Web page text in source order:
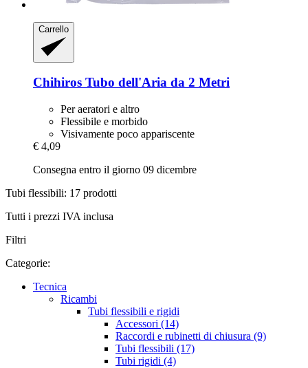
Carrello
Chihiros Tubo dell'Aria da 2 Metri
Per aeratori e altro
Flessibile e morbido
Visivamente poco appariscente
€ 4,09
Consegna entro il giorno 09 dicembre
Tubi flessibili: 17 prodotti
Tutti i prezzi IVA inclusa
Filtri
Categorie:
Tecnica
Ricambi
Tubi flessibili e rigidi
Accessori (14)
Raccordi e rubinetti di chiusura (9)
Tubi flessibili (17)
Tubi rigidi (4)